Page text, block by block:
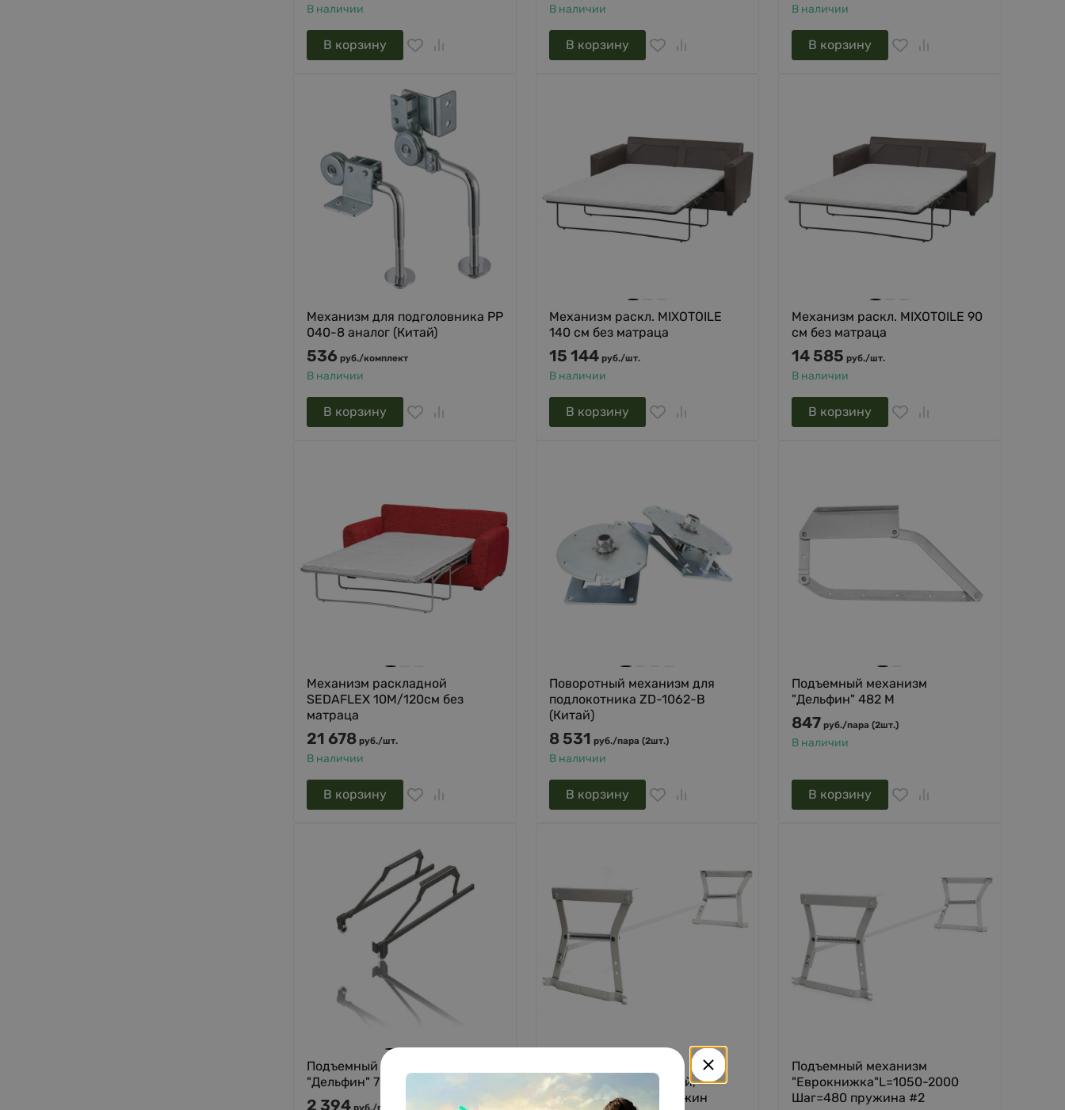
В наличии
В корзину
В наличии
В корзину
В наличии
В корзину
Механизм для подголовника PP
040-8 аналог (Китай)
536 руб./комплект
В наличии
В корзину
Механизм раскл. MIXOTOILE
140 см без матраца
15 144 руб./шт.
В наличии
В корзину
Механизм раскл. MIXOTOILE 90
см без матраца
14 585 руб./шт.
В наличии
В корзину
Механизм раскладной
SEDAFLEX 10М/120см без
матраца
21 678 руб./шт.
В наличии
В корзину
Поворотный механизм для
подлокотника ZD-1062-B
(Китай)
8 531 руб./пара (2шт.)
В наличии
В корзину
Подъемный механизм
"Дельфин" 482 М
847 руб./пара (2шт.)
В наличии
В корзину
Подъемный механизм
"Дельфин" 785 мм
2 394 руб./пара (2шт.)
Подъемный механизм
"Еврокнижка" высокий,
L=1050-2000, без пружин
Подъемный механизм
"Еврокнижка"L=1050-2000
Шаг=480 пружина #2